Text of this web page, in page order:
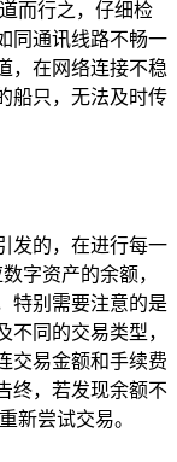
而行之，仔细检
同通讯线路不畅一
，在网络连接不稳
船只，无法及时传
发的，在进行每一
字资产的余额，
特别需要注意的是
不同的交易类型，
交易金额和手续费
终，若发现余额不
新尝试交易。